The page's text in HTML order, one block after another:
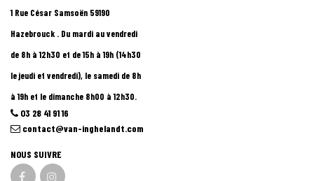
1 Rue César Samsoën 59190
Hazebrouck . Du mardi au vendredi
de 8h à 12h30 et de 15h à 19h (14h30
le jeudi et vendredi), le samedi de 8h
à 19h et le dimanche 8h00 à 12h30.
03 28 41 91 16
contact@van-inghelandt.com
NOUS SUIVRE